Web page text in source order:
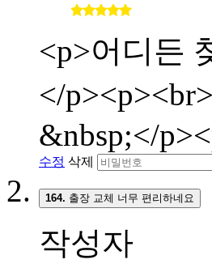
<p>어디든
</
&nbsp;</
수정 삭제
164. 출장 교체 너무 편리하네요
작성자